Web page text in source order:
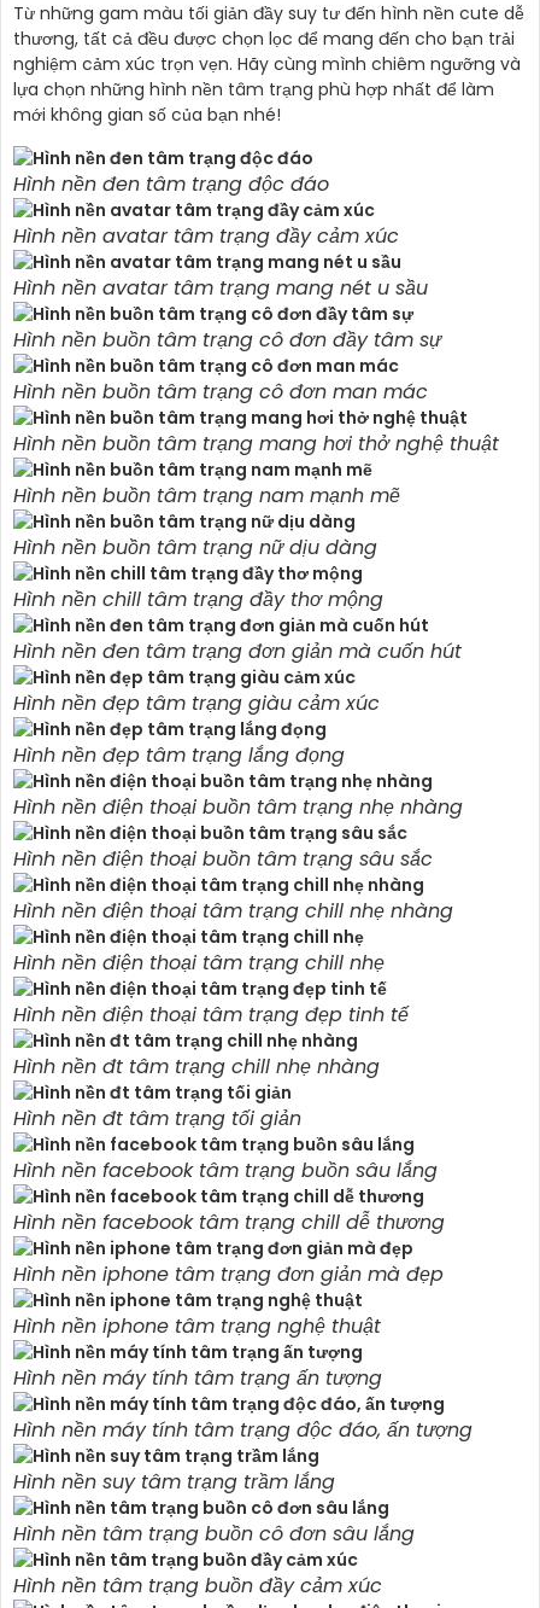
Từ những gam màu tối giản đầy suy tư đến hình nền cute dễ
thương, tất cả đều được chọn lọc để mang đến cho bạn trải
nghiệm cảm xúc trọn vẹn. Hãy cùng mình chiêm ngưỡng và
lựa chọn những hình nền tâm trạng phù hợp nhất để làm
mới không gian số của bạn nhé!
Hình nền đen tâm trạng độc đáo
Hình nền avatar tâm trạng đầy cảm xúc
Hình nền avatar tâm trạng mang nét u sầu
Hình nền buồn tâm trạng cô đơn đầy tâm sự
Hình nền buồn tâm trạng cô đơn man mác
Hình nền buồn tâm trạng mang hơi thở nghệ thuật
Hình nền buồn tâm trạng nam mạnh mẽ
Hình nền buồn tâm trạng nữ dịu dàng
Hình nền chill tâm trạng đầy thơ mộng
Hình nền đen tâm trạng đơn giản mà cuốn hút
Hình nền đẹp tâm trạng giàu cảm xúc
Hình nền đẹp tâm trạng lắng đọng
Hình nền điện thoại buồn tâm trạng nhẹ nhàng
Hình nền điện thoại buồn tâm trạng sâu sắc
Hình nền điện thoại tâm trạng chill nhẹ nhàng
Hình nền điện thoại tâm trạng chill nhẹ
Hình nền điện thoại tâm trạng đẹp tinh tế
Hình nền đt tâm trạng chill nhẹ nhàng
Hình nền đt tâm trạng tối giản
Hình nền facebook tâm trạng buồn sâu lắng
Hình nền facebook tâm trạng chill dễ thương
Hình nền iphone tâm trạng đơn giản mà đẹp
Hình nền iphone tâm trạng nghệ thuật
Hình nền máy tính tâm trạng ấn tượng
Hình nền máy tính tâm trạng độc đáo, ấn tượng
Hình nền suy tâm trạng trầm lắng
Hình nền tâm trạng buồn cô đơn sâu lắng
Hình nền tâm trạng buồn đầy cảm xúc